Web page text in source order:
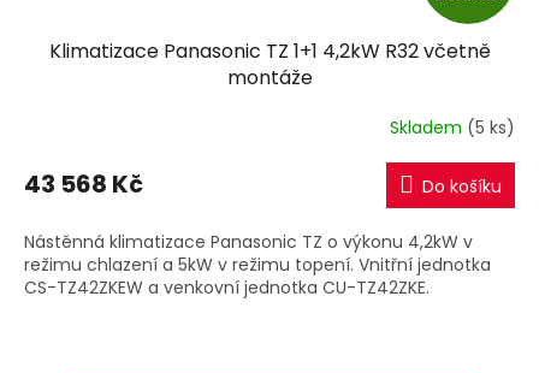
D
R
M
A
Klimatizace Panasonic TZ 1+1 4,2kW R32 včetně
montáže
Skladem (5 ks)
43 568 Kč Do košíku
Nástěnná klimatizace Panasonic TZ o výkonu 4,2kW v
režimu chlazení a 5kW v režimu topení. Vnitřní jednotka
CS-TZ42ZKEW a venkovní jednotka CU-TZ42ZKE.